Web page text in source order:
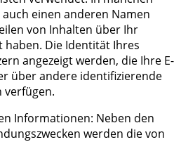
einen anderen Namen
von Inhalten über Ihr
haben. Die Identität Ihres
angezeigt werden, die Ihre E-
über andere identifizierende
verfügen.
Informationen: Neben den
werden die von